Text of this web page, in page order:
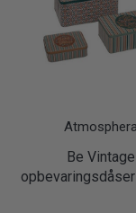
Atmosphera
Be Vintage